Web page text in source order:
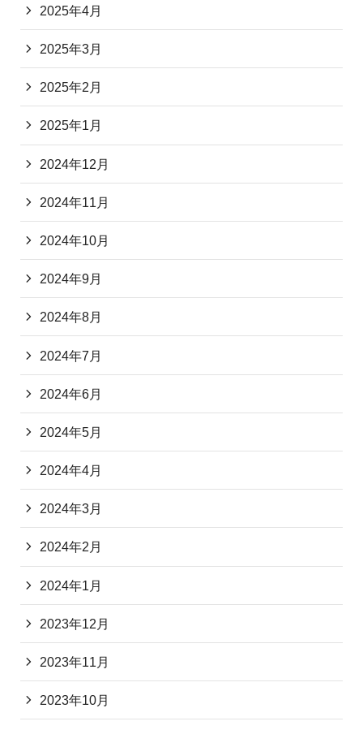
2025年4月
2025年3月
2025年2月
2025年1月
2024年12月
2024年11月
2024年10月
2024年9月
2024年8月
2024年7月
2024年6月
2024年5月
2024年4月
2024年3月
2024年2月
2024年1月
2023年12月
2023年11月
2023年10月